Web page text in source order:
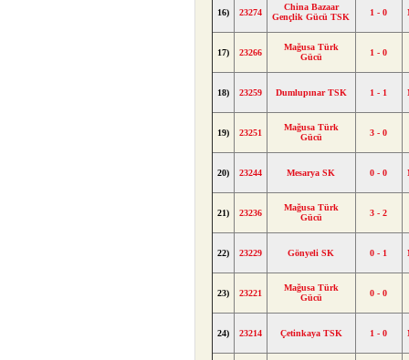
16) 23274
China Bazaar
Gençlik Gücü TSK
1 - 0
17) 23266
Mağusa Türk
Gücü
1 - 0
18) 23259 Dumlupınar TSK 1 - 1
19) 23251
Mağusa Türk
Gücü
3 - 0
20) 23244 Mesarya SK 0 - 0
21) 23236
Mağusa Türk
Gücü
3 - 2
22) 23229 Gönyeli SK 0 - 1
23) 23221
Mağusa Türk
Gücü
0 - 0
24) 23214 Çetinkaya TSK 1 - 0